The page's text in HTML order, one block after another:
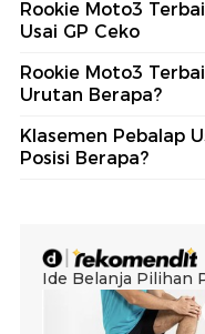
Rookie Moto3
Usai GP Ceko
Rookie Moto3
Urutan Berapa?
Klasemen Pebalap
Posisi Berapa?